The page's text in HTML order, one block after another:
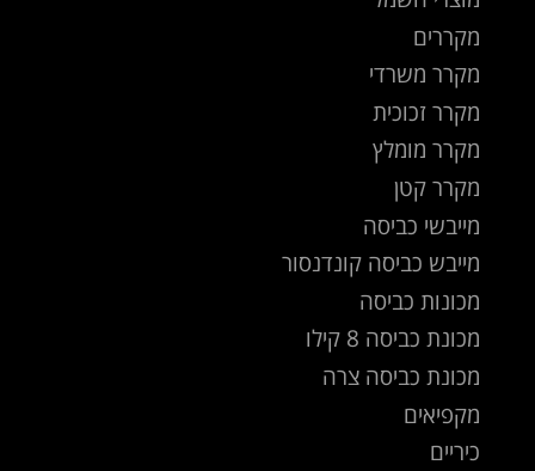
מקררים
מקרר משרדי
מקרר זכוכית
מקרר מומלץ
מקרר קטן
מייבשי כביסה
מייבש כביסה קונדנסור
מכונות כביסה
מכונת כביסה 8 קילו
מכונת כביסה צרה
מקפיאים
כיריים